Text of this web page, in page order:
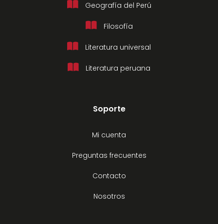
Geografía del Perú
Filosofía
Literatura universal
Literatura peruana
Soporte
Mi cuenta
Preguntas frecuentes
Contacto
Nosotros